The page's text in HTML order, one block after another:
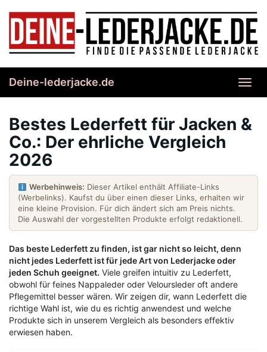
content
Deine-lederjacke.de
Bestes Lederfett für Jacken &
Co.: Der ehrliche Vergleich
2026
Werbehinweis: Dieser Artikel enthält Affiliate-Links
(Werbelinks). Kaufst du über einen dieser Links, erhalten wir
eine kleine Provision. Für dich ändert sich am Preis nichts.
Die Auswahl der vorgestellten Produkte erfolgt redaktionell.
Das beste Lederfett zu finden, ist gar nicht so leicht, denn
nicht jedes Lederfett ist für jede Art von Lederjacke oder
jeden Schuh geeignet. Viele greifen intuitiv zu Lederfett,
obwohl für feines Nappaleder oder Veloursleder oft andere
Pflegemittel besser wären. Wir zeigen dir, wann Lederfett die
richtige Wahl ist, wie du es richtig anwendest und welche
Produkte sich in unserem Vergleich als besonders effektiv
erwiesen haben.